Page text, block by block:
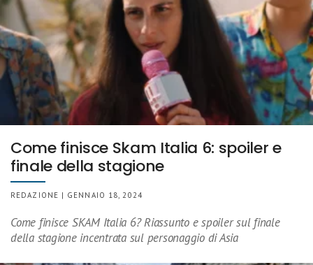
Come finisce Skam Italia 6: spoiler e
finale della stagione
REDAZIONE | GENNAIO 18, 2024
Come finisce SKAM Italia 6? Riassunto e spoiler sul finale
della stagione incentrata sul personaggio di Asia